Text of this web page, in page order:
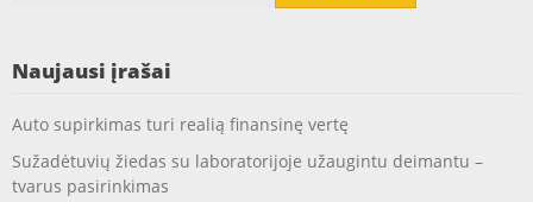
Naujausi įrašai
Auto supirkimas turi realią finansinę vertę
Sužadėtuvių žiedas su laboratorijoje užaugintu deimantu –
tvarus pasirinkimas